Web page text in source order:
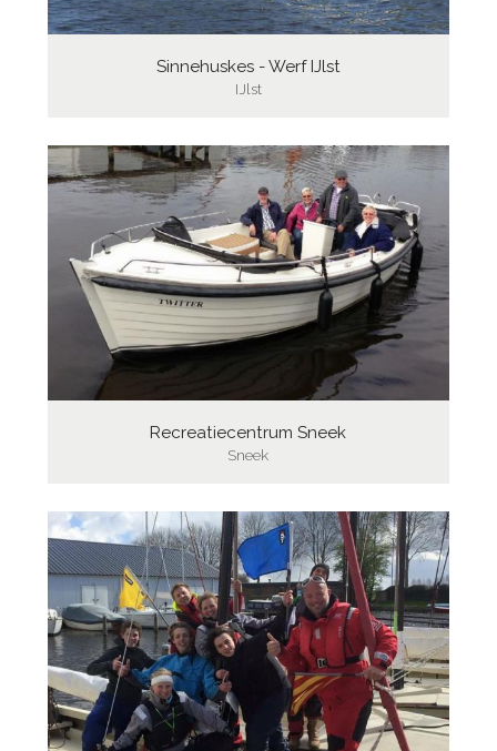
Sinnehuskes - Werf IJlst
IJlst
Recreatiecentrum Sneek
Sneek